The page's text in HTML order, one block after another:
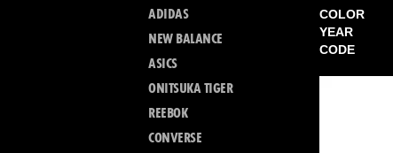
ADIDAS
NEW BALANCE
ASICS
ONITSUKA TIGER
REEBOK
CONVERSE
COLOR
YEAR
CODE